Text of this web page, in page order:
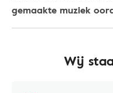
gemaakte muziek
Wij